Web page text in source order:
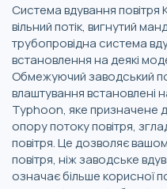
Система вдування
вільний потік, вигнутий
трубопровідна система
встановлення на деякі
Обмежуючий заводський
влаштування встановлені
Typhoon, яке призначене
опору потоку повітря,
повітря. Це дозволяє
повітря, ніж заводське
означає більше корисної